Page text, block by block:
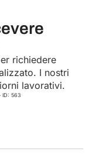
richiedere
I nostri
lavorativi.
ID: 563